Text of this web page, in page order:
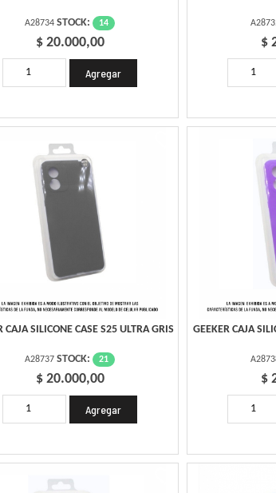
A28734STOCK: 14
$ 20.000,00 $
CAJA SILICONE CASE S25 ULTRA GRIS
A28737STOCK: 21
$ 20.000,00
GEEKER CAJA
$